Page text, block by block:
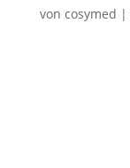
von cosymed |